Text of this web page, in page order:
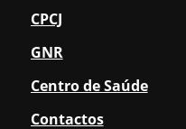
CPCJ
GNR
Centro de Saúde
Contactos